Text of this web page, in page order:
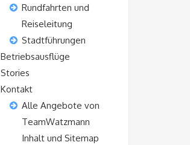
Rundfahrten und
Reiseleitung
Stadtführungen
Betriebsausflüge
Stories
Kontakt
Alle Angebote von
TeamWatzmann
Inhalt und Sitemap